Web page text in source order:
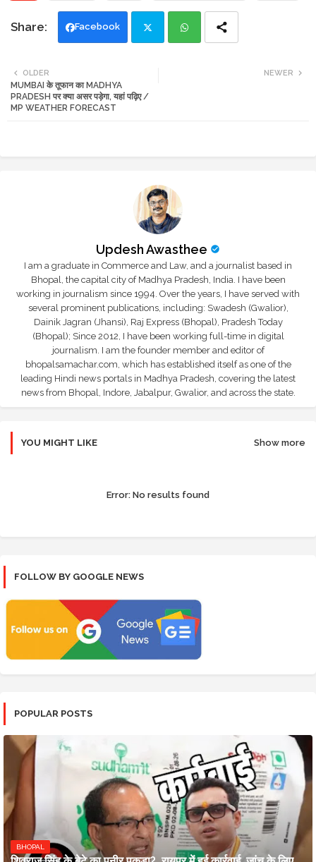
Facebook
NEWER
OLDER
MUMBAI के तूफान का MADHYA
PRADESH पर क्या असर पड़ेगा, यहां पढ़िए /
MP WEATHER FORECAST
Updesh Awasthee
I am a graduate in Commerce and Law, and a journalist based in
Bhopal, the capital city of Madhya Pradesh, India. I have been
working in journalism since 1994. Over the years, I have served with
several prominent publications, including: Swadesh (Gwalior),
Dainik Jagran (Jhansi), Raj Express (Bhopal), Pradesh Today
(Bhopal); Since 2012, I have been working full-time in digital
journalism. I am the founder member and editor of
bhopalsamachar.com, which has established itself as one of the
leading Hindi news portals in Madhya Pradesh, covering the latest
news from Bhopal, Indore, Jabalpur, Gwalior, and across the state.
YOU MIGHT LIKE Show more
Error: No results found
FOLLOW BY GOOGLE NEWS
POPULAR POSTS
BHOPAL